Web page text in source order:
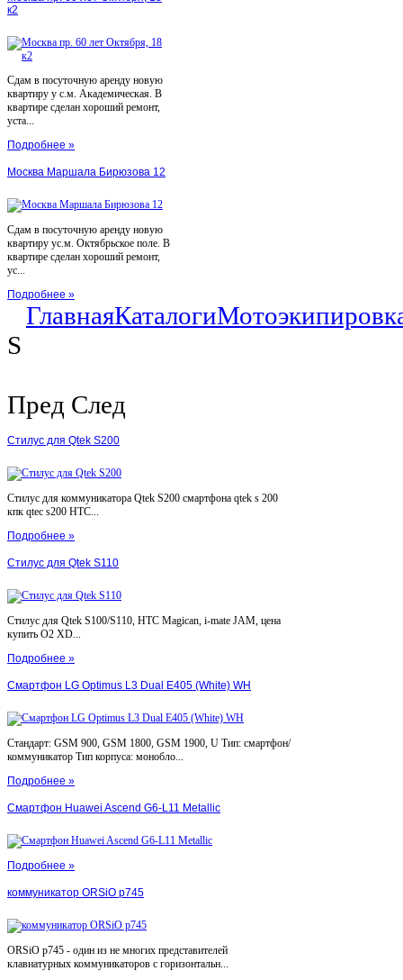
к2
Сдам в посуточную аренду новую
квартиру у с.м. Академическая. В
квартире сделан хороший ремонт,
уста...
Подробнее »
Москва Маршала Бирюзова 12
Сдам в посуточную аренду новую
квартиру ус.м. Октябрьское поле. В
квартире сделан хороший ремонт,
ус...
Подробнее »
ГлавнаяКаталоги
S
Пред След
Стилус для Qtek S200
Стилус для коммуникатора Qtek S200 смартфона qtek s 200
кпк qtec s200 HTC...
Подробнее »
Стилус для Qtek S110
Стилус для Qtek S100/S110, HTC Magican, i-mate JAM, цена
купить O2 XD...
Подробнее »
Смартфон LG Optimus L3 Dual E405 (White) WH
Стандарт: GSM 900, GSM 1800, GSM 1900, U Тип: смартфон/
коммуникатор Тип корпуса: монобло...
Подробнее »
Смартфон Huawei Ascend G6-L11 Metallic
Подробнее »
коммуникатор ORSiO p745
ORSiO p745 - один из не многих представителей
клавиатурных коммуникаторов с горизонтальн...